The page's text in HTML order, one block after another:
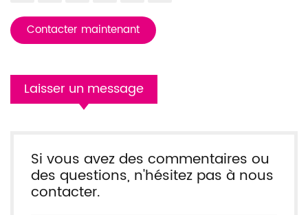
Contacter maintenant
Laisser un message
Si vous avez des commentaires ou
des questions, n'hésitez pas à nous
contacter.